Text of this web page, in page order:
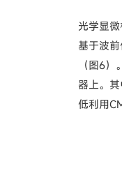
光学显
基于波
（图6
器上。
低利用